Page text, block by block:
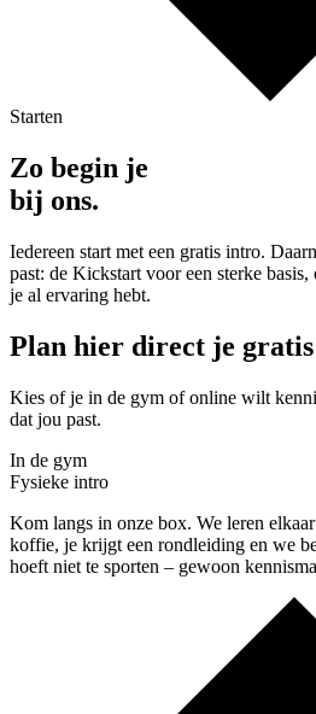
Starten
Zo begin je
bij ons.
Iedereen start met een gratis intro.
past: de Kickstart voor een sterke basis,
je al ervaring hebt.
Plan hier direct je
Kies of je in de gym of online wilt
dat jou past.
In de gym
Fysieke intro
Kom langs in onze box. We leren
koffie, je krijgt een rondleiding en we
hoeft niet te sporten – gewoon